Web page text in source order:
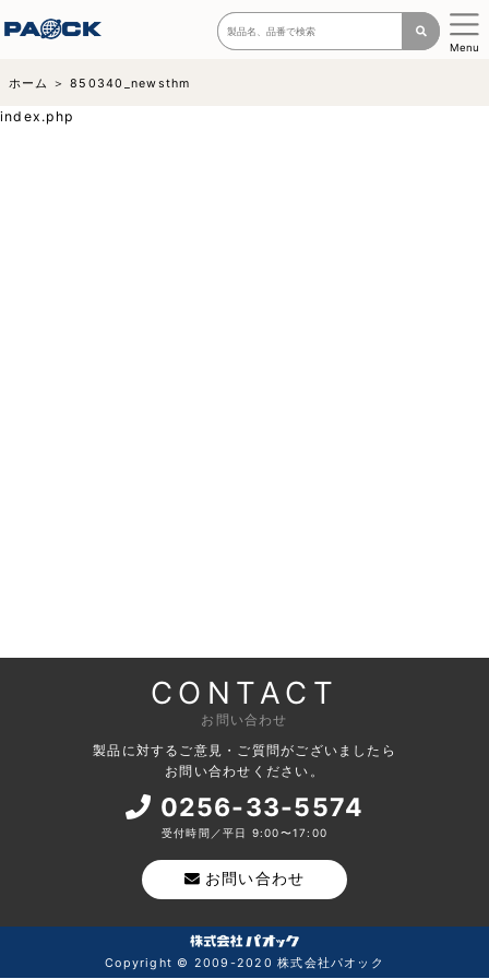
Menu
ホーム 850340_newsthm
index.php
CONTACT
お問い合わせ
製品に対するご意見・ご質問がございましたら
お問い合わせください。
0256-33-5574
受付時間／平日 9:00〜17:00
お問い合わせ
Copyright © 2009-2020 株式会社パオック